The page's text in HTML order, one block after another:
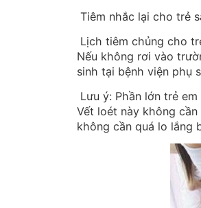
Tiêm nhắc lại cho trẻ
Lịch tiêm chủng cho
Nếu không rơi vào
sinh tại bệnh viện phụ
Lưu ý: Phần lớn trẻ
Vết loét này không
không cần quá lo lắng